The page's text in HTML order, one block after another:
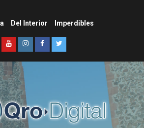
Del Interior Imperdibles